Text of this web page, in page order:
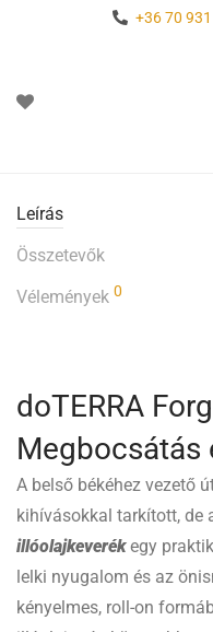
+36 70
Leírás
Összetevők
Vélemények 0
doTERRA
Megbocsátás
A belső békéhez vezető
kihívásokkal tarkított, de
illóolajkeverékegy
lelki nyugalom és az
kényelmes, roll-on